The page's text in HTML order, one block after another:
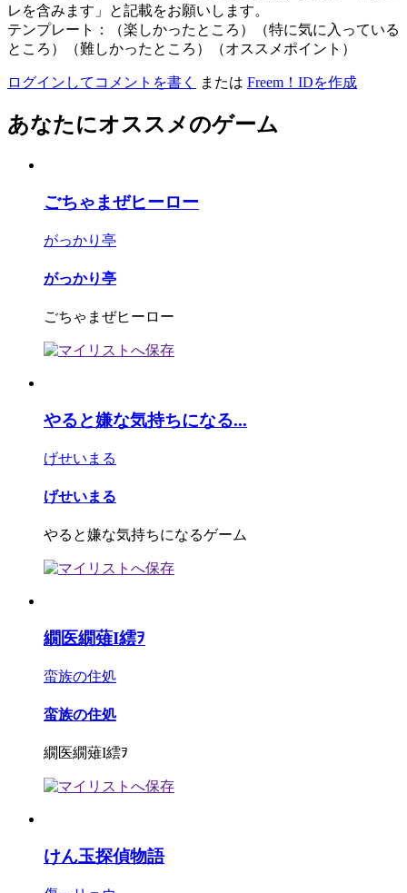
レを含みます」と記載をお願いします。
テンプレート：（楽しかったところ）（特に気に入っている
ところ）（難しかったところ）（オススメポイント）
ログインしてコメントを書く または Freem！IDを作成
あなたにオススメのゲーム
ごちゃまぜヒーロー
がっかり亭
がっかり亭
ごちゃまぜヒーロー
やると嫌な気持ちになる...
げせいまる
げせいまる
やると嫌な気持ちになるゲーム
繝医繝薙Ι繧ｦ
蛮族の住処
蛮族の住処
繝医繝薙Ι繧ｦ
けん玉探偵物語